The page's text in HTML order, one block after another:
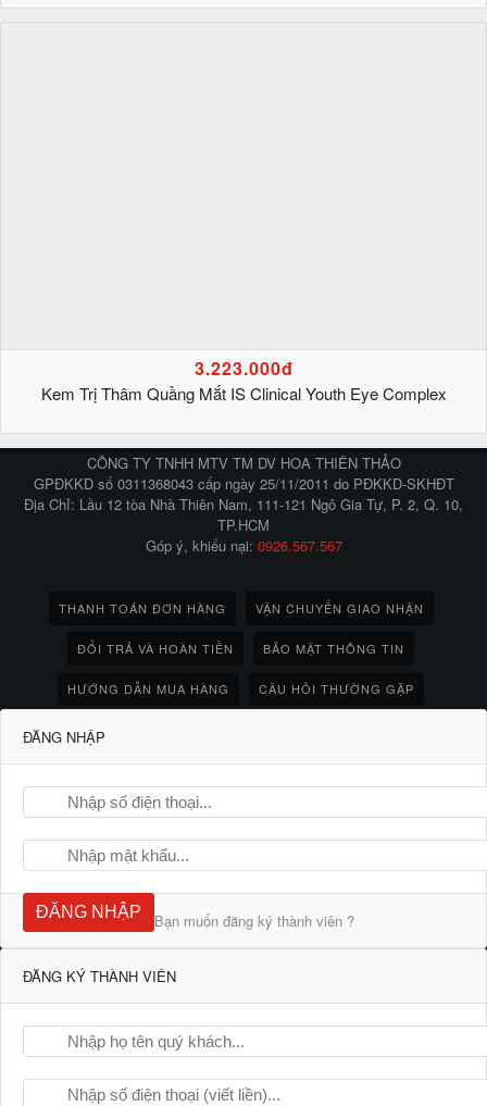
3.223.000đ
Kem Trị Thâm Quầng Mắt IS Clinical Youth Eye Complex
CÔNG TY TNHH MTV TM DV HOA THIÊN THẢO
GPĐKKD số 0311368043 cấp ngày 25/11/2011 do PĐKKD-SKHĐT
Địa Chỉ: Lầu 12 tòa Nhà Thiên Nam, 111-121 Ngô Gia Tự, P. 2, Q. 10,
TP.HCM
Góp ý, khiếu nại: 0926.567.567
THANH TOÁN ĐƠN HÀNG VẬN CHUYỂN GIAO NHẬN
ĐỔI TRẢ VÀ HOÀN TIỀN BẢO MẬT THÔNG TIN
HƯỚNG DẪN MUA HÀNG CÂU HỎI THƯỜNG GẶP
ĐĂNG NHẬP
ĐĂNG NHẬP Bạn muốn đăng ký thành viên ?
ĐĂNG KÝ THÀNH VIÊN